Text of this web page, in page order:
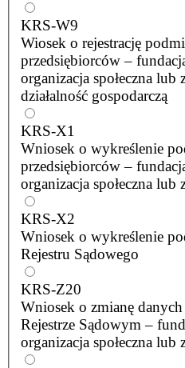
KRS-W9
Wiosek o rejestrację
przedsiębiorców –
organizacja społeczna
działalność gospodarczą
KRS-X1
Wniosek o wykreślenie
przedsiębiorców –
organizacja społeczna lub
KRS-X2
Wniosek o wykreślenie
Rejestru Sądowego
KRS-Z20
Wniosek o zmianę
Rejestrze Sądowym –
organizacja społeczna lub